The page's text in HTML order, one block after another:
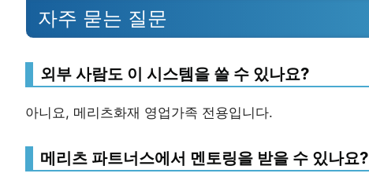
자주 묻는 질문
외부 사람도 이 시스템을 쓸 수 있나요?
아니요, 메리츠화재 영업가족 전용입니다.
메리츠 파트너스에서 멘토링을 받을 수 있나요?